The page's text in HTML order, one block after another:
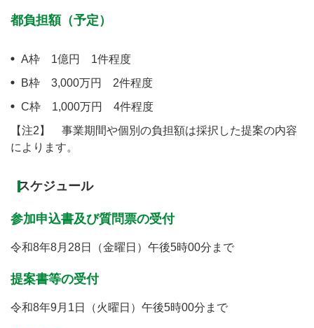
都負担額（予定）
A枠 1億円 1件程度
B枠 3,000万円 2件程度
C枠 1,000万円 4件程度
【注2】 事業期間や個別の負担額は採択した提案の内容
によります。
スケジュール
参加申込書及び質問票の受付
令和8年8月28日（金曜日）午後5時00分まで
提案書等の受付
令和8年9月1日（火曜日）午後5時00分まで